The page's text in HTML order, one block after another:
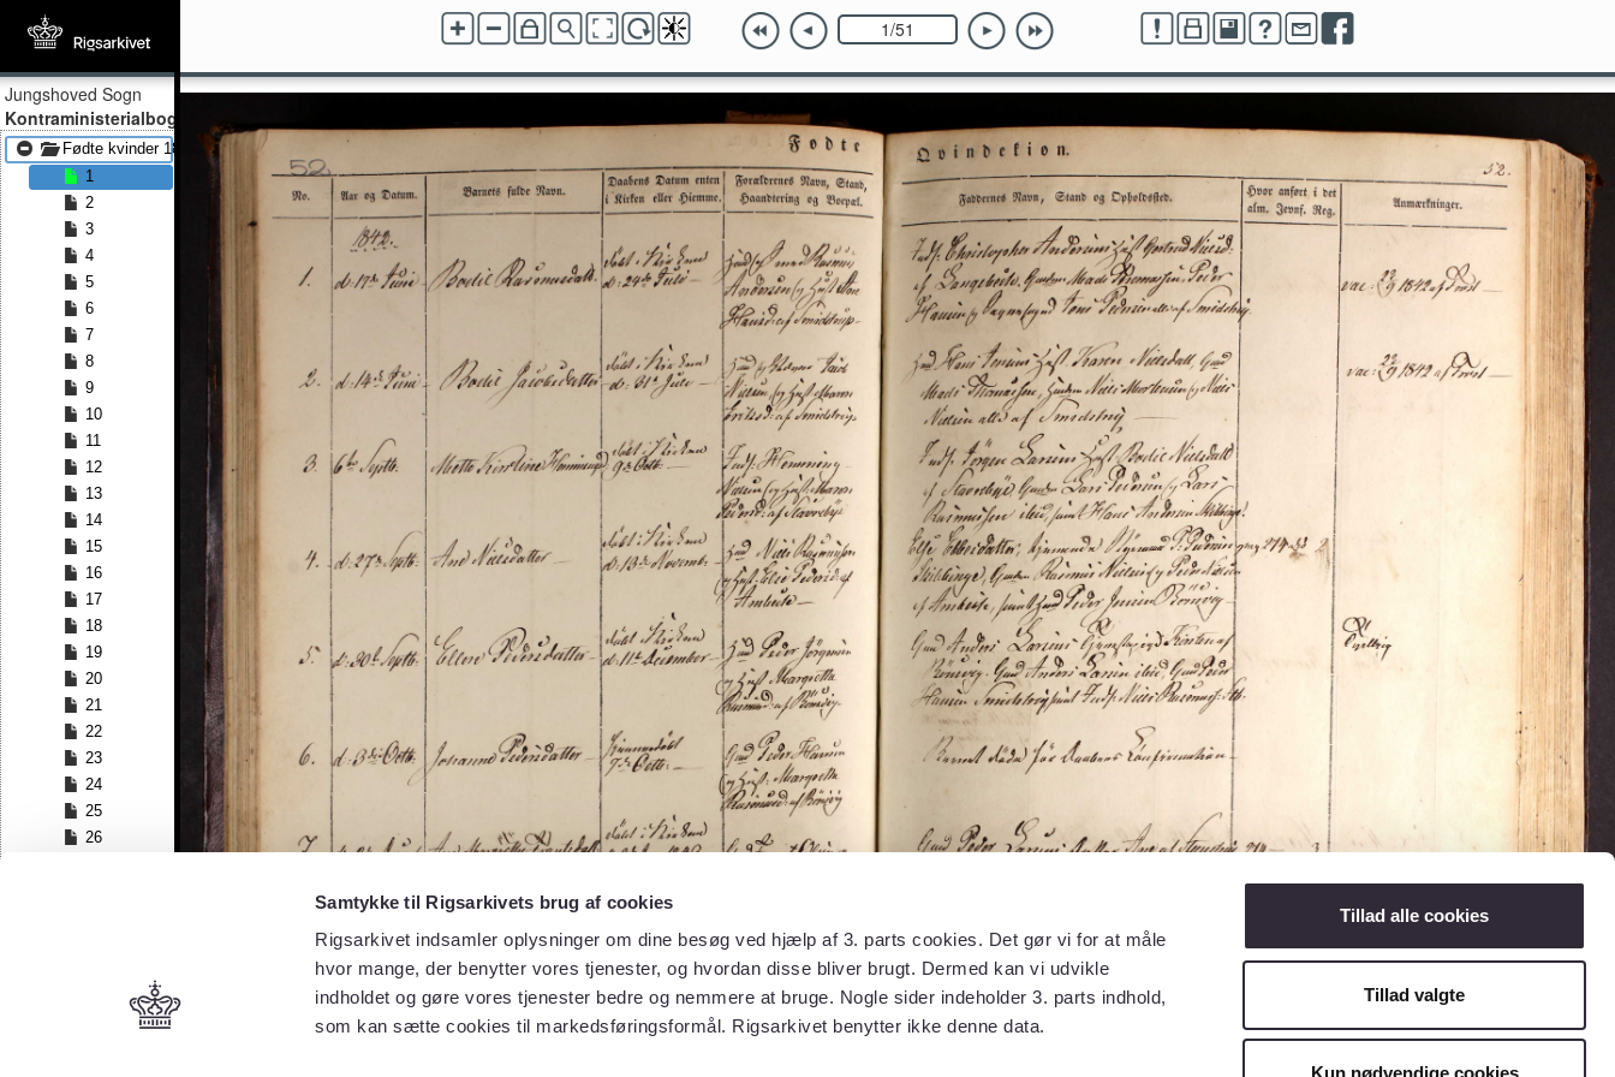
Samtykke til Rigsarkivets brug af cookies
Rigsarkivet indsamler oplysninger om dine besøg ved hjælp af 3. parts cookies. Det gør vi for at måle
hvor mange, der benytter vores tjenester, og hvordan disse bliver brugt. Dermed kan vi udvikle
indholdet og gøre vores tjenester bedre og nemmere at bruge. Nogle sider indeholder 3. parts indhold,
som kan sætte cookies til markedsføringsformål. Rigsarkivet benytter ikke denne data.
Tillad alle cookies
Tillad valgte
Kun nødvendige cookies
Jungshoved Sogn
Kontraministerialbog
Fødte kvinder 1842 - Fødte kvinder 1862
1
2
3
4
5
6
7
8
9
10
11
12
13
14
15
16
17
18
19
20
21
22
23
24
25
26